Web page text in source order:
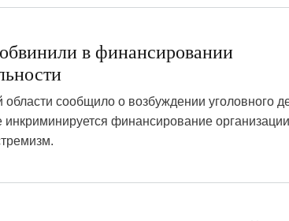
в финансировании
сообщило о возбуждении уголовного
финансирование